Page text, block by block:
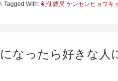
Tagged With: 剣仙鏢局 ケンセンヒョウキ
なったら好きな人